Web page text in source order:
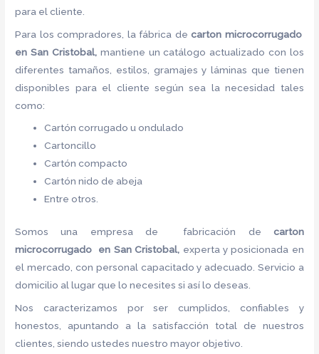
para el cliente.
Para los compradores, la fábrica decarton microcorrugado
en San Cristobal, mantiene un catálogo actualizado con los
diferentes tamaños, estilos, gramajes y láminas que tienen
disponibles para el cliente según sea la necesidad tales
como:
Cartón corrugado u ondulado
Cartoncillo
Cartón compacto
Cartón nido de abeja
Entre otros.
Somos una empresa de fabricación de carton
microcorrugado en San Cristobal, experta y posicionada en
el mercado, con personal capacitado y adecuado. Servicio a
domicilio al lugar que lo necesites si así lo deseas.
Nos caracterizamos por ser cumplidos, confiables y
honestos, apuntando a la satisfacción total de nuestros
clientes, siendo ustedes nuestro mayor objetivo.